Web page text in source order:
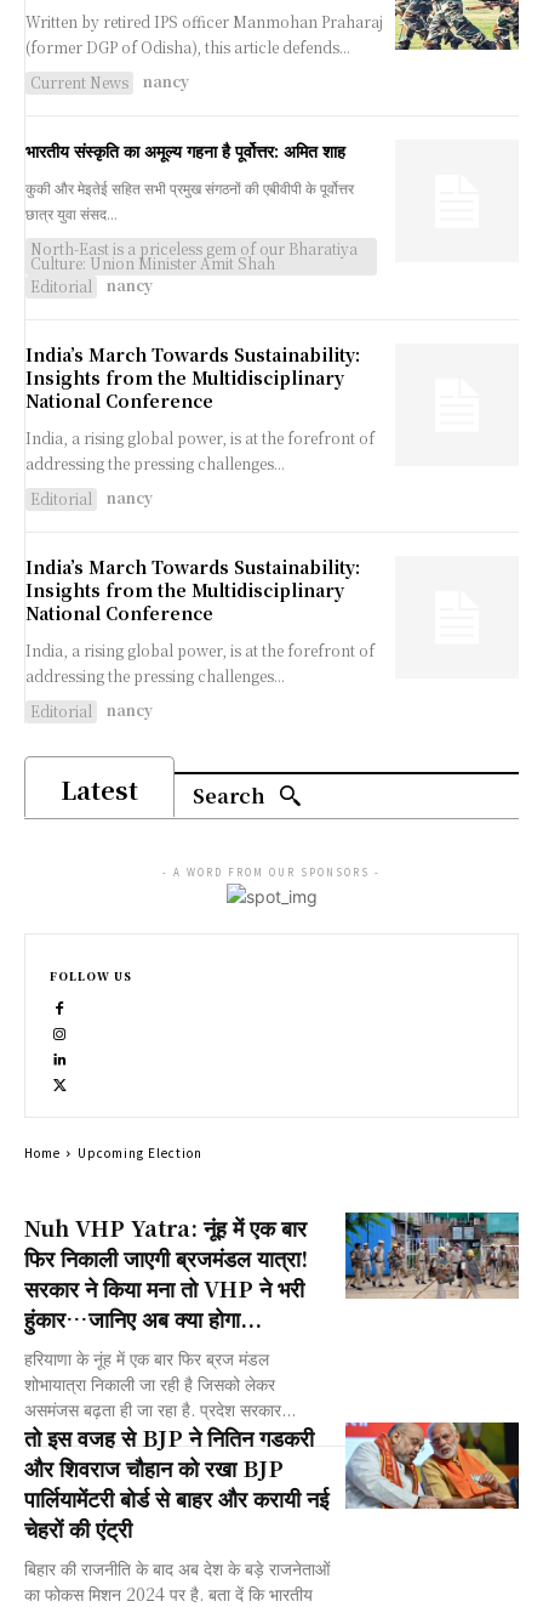
Written by retired IPS officer Manmohan Praharaj
(former DGP of Odisha), this article defends...
Current News
nancy
भारतीय संस्कृति का अमूल्य गहना है पूर्वोत्तर: अमित शाह
कुकी और मेइतेई सहित सभी प्रमुख संगठनों की एबीवीपी के पूर्वोत्तर
छात्र युवा संसद...
North-East is a priceless gem of our Bharatiya
Culture: Union Minister Amit Shah
Editorial
nancy
India’s March Towards Sustainability:
Insights from the Multidisciplinary
National Conference
India, a rising global power, is at the forefront of
addressing the pressing challenges...
Editorial
nancy
India’s March Towards Sustainability:
Insights from the Multidisciplinary
National Conference
India, a rising global power, is at the forefront of
addressing the pressing challenges...
Editorial
nancy
Latest Search
Nuh VHP Yatra: नूंह में एक बार
फिर निकाली जाएगी ब्रजमंडल यात्रा!
सरकार ने किया मना तो VHP ने भरी
हुंकार…जानिए अब क्या होगा...
हरियाणा के नूंह में एक बार फिर ब्रज मंडल
शोभायात्रा निकाली जा रही है जिसको लेकर
असमंजस बढ़ता ही जा रहा है. प्रदेश सरकार...
तो इस वजह से BJP ने नितिन गडकरी
और शिवराज चौहान को रखा BJP
पार्लियामेंटरी बोर्ड से बाहर और करायी नई
चेहरों की एंट्री
बिहार की राजनीति के बाद अब देश के बड़े राजनेताओं
का फोकस मिशन 2024 पर है. बता दें कि भारतीय
- A WORD FROM OUR SPONSORS -
FOLLOW US
Home Upcoming Election